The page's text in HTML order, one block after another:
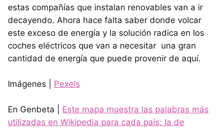
estas compañías que instalan renovables van a ir
decayendo. Ahora hace falta saber donde volcar
este exceso de energía y la solución radica en los
coches eléctricos que van a necesitar una gran
cantidad de energía que puede provenir de aquí.
Imágenes | Pexels
En Genbeta | Este mapa muestra las palabras más
utilizadas en Wikipedia para cada país: la de